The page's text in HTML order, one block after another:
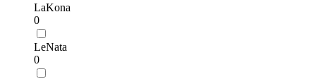
LaKona
0
LeNata
0